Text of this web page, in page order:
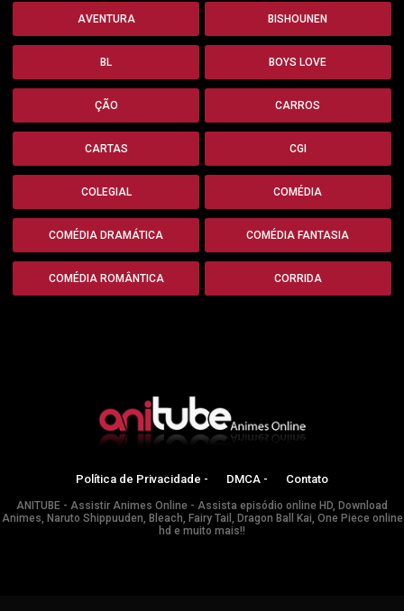
AVENTURA BISHOUNEN
BL BOYS LOVE
ÇÃO CARROS
CARTAS CGI
COLEGIAL COMÉDIA
COMÉDIA DRAMÁTICA COMÉDIA FANTASIA
COMÉDIA ROMÂNTICA CORRIDA
Política de Privacidade - DMCA - Contato
ANITUBE - Assistir Animes Online - Assista episódio online HD, Download
Animes, Naruto Shippuuden, Bleach, Fairy Tail, Dragon Ball Kai, One Piece online
hd e muito mais!!